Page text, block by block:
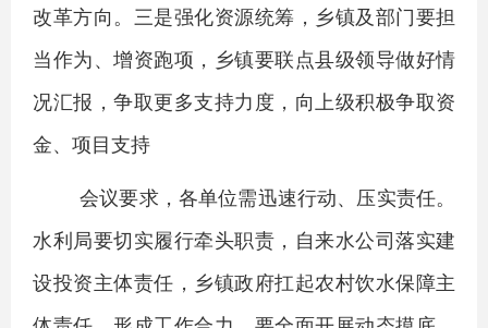
改革方向。三是强化资源统筹，乡镇及部门要担
当作为、增资跑项，乡镇要联点县级领导做好情
况汇报，争取更多支持力度，向上级积极争取资
金、项目支持
会议要求，各单位需迅速行动、压实责任。
水利局要切实履行牵头职责，自来水公司落实建
设投资主体责任，乡镇政府扛起农村饮水保障主